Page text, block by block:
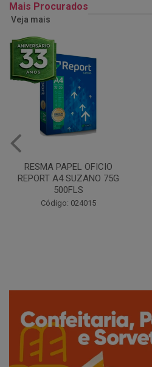
Mais Procurados
Veja mais
PAPEL TOALHA
INTERFOLHADO 1250
FOLHAS COMUM VITÓRIA
RÉGIA